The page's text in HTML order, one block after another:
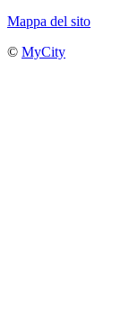
Mappa del sito
© MyCity